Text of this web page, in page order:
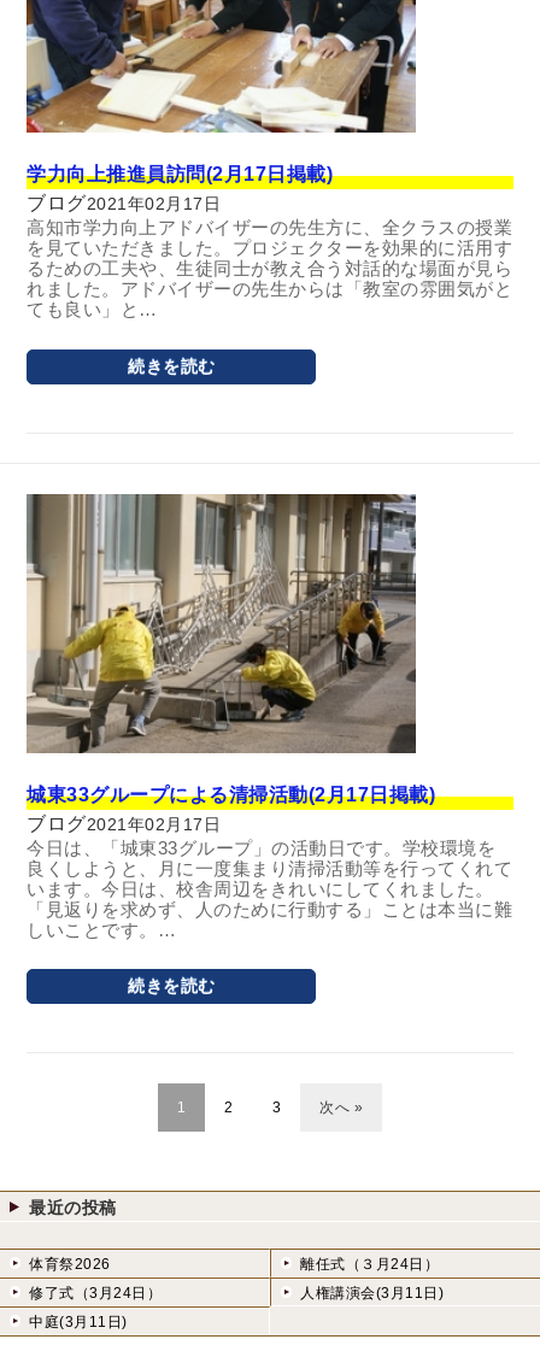
学力向上推進員訪問(2月17日掲載)
ブログ2021年02月17日
高知市学力向上アドバイザーの先生方に、全クラスの授業
を見ていただきました。プロジェクターを効果的に活用す
るための工夫や、生徒同士が教え合う対話的な場面が見ら
れました。アドバイザーの先生からは「教室の雰囲気がと
ても良い」と…
続きを読む
城東33グループによる清掃活動(2月17日掲載)
ブログ2021年02月17日
今日は、「城東33グループ」の活動日です。学校環境を
良くしようと、月に一度集まり清掃活動等を行ってくれて
います。今日は、校舎周辺をきれいにしてくれました。
「見返りを求めず、人のために行動する」ことは本当に難
しいことです。…
続きを読む
1 2 3 次へ »
最近の投稿
体育祭2026
離任式（３月24日）
修了式（3月24日）
人権講演会(3月11日)
中庭(3月11日)